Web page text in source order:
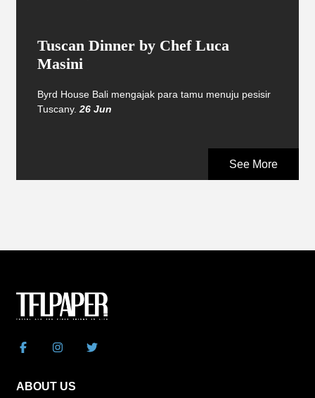
Tuscan Dinner by Chef Luca
Masini
Byrd House Bali mengajak para tamu menuju pesisir
Tuscany. 26 Jun
See More
ABOUT US